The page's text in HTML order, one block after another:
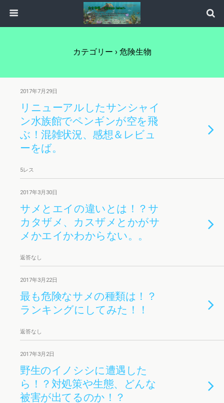
カテゴリー › 危険生物
2017年7月29日
リニューアルしたサンシャイ
ン水族館でペンギンが空を飛
ぶ！混雑状況、感想＆レビュ
ーをば。
5レス
2017年3月30日
サメとエイの違いとは！？サ
カタザメ、カスザメとかがサ
メかエイかわからない。。
返答なし
2017年3月22日
最も危険なサメの種類は！？
ランキングにしてみた！！
返答なし
2017年3月2日
野生のイノシシに遭遇した
ら！？対処策や生態、どんな
被害が出てるのか！？